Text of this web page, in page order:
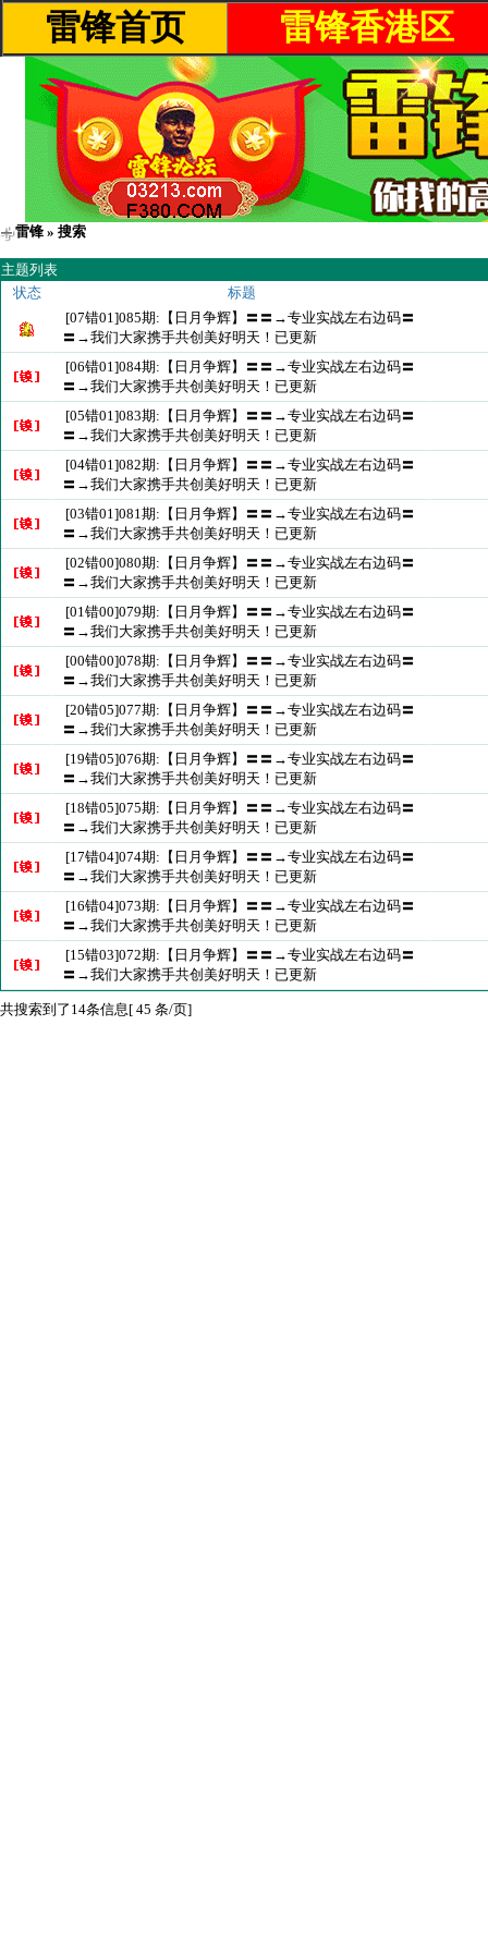
雷锋首页 雷锋香港区
雷锋 » 搜索
主题列表
状态
标题
[07错01]085期:【日月争辉】〓〓→专业实战左右边码〓
〓→我们大家携手共创美好明天！已更新
[06错01]084期:【日月争辉】〓〓→专业实战左右边码〓
〓→我们大家携手共创美好明天！已更新
[05错01]083期:【日月争辉】〓〓→专业实战左右边码〓
〓→我们大家携手共创美好明天！已更新
[04错01]082期:【日月争辉】〓〓→专业实战左右边码〓
〓→我们大家携手共创美好明天！已更新
[03错01]081期:【日月争辉】〓〓→专业实战左右边码〓
〓→我们大家携手共创美好明天！已更新
[02错00]080期:【日月争辉】〓〓→专业实战左右边码〓
〓→我们大家携手共创美好明天！已更新
[01错00]079期:【日月争辉】〓〓→专业实战左右边码〓
〓→我们大家携手共创美好明天！已更新
[00错00]078期:【日月争辉】〓〓→专业实战左右边码〓
〓→我们大家携手共创美好明天！已更新
[20错05]077期:【日月争辉】〓〓→专业实战左右边码〓
〓→我们大家携手共创美好明天！已更新
[19错05]076期:【日月争辉】〓〓→专业实战左右边码〓
〓→我们大家携手共创美好明天！已更新
[18错05]075期:【日月争辉】〓〓→专业实战左右边码〓
〓→我们大家携手共创美好明天！已更新
[17错04]074期:【日月争辉】〓〓→专业实战左右边码〓
〓→我们大家携手共创美好明天！已更新
[16错04]073期:【日月争辉】〓〓→专业实战左右边码〓
〓→我们大家携手共创美好明天！已更新
[15错03]072期:【日月争辉】〓〓→专业实战左右边码〓
〓→我们大家携手共创美好明天！已更新
共搜索到了14条信息[ 45 条/页]